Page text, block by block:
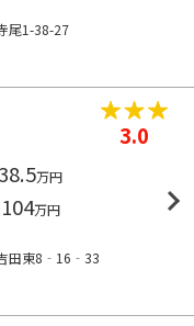
尾1-38-27
3.0
万円
万円
田東8‐16‐33